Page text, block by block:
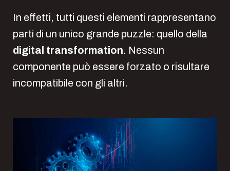
In effetti, tutti questi elementi rappresentano
parti di un unico grande puzzle: quello della
digital transformation. Nessun
componente può essere forzato o risultare
incompatibile con gli altri.